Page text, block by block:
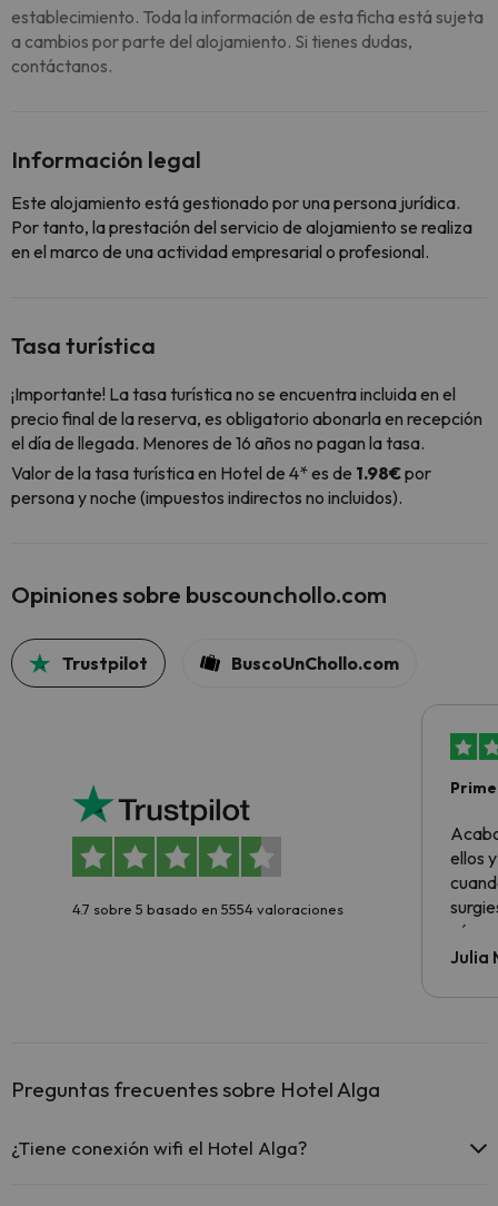
establecimiento. Toda la información de esta ficha está sujeta
a cambios por parte del alojamiento. Si tienes dudas,
contáctanos.
Información legal
Este alojamiento está gestionado por una persona jurídica.
Por tanto, la prestación del servicio de alojamiento se realiza
en el marco de una actividad empresarial o profesional.
Tasa turística
¡Importante! La tasa turística no se encuentra incluida en el
precio final de la reserva, es obligatorio abonarla en recepción
el día de llegada. Menores de 16 años no pagan la tasa.
Valor de la tasa turística en Hotel de 4* es de 1.98€por
persona y noche (impuestos indirectos no incluidos).
Opiniones sobre buscounchollo.com
Trustpilot BuscoUnChollo.com
4.7 sobre 5 basado en 5554 valoraciones
ellos
todo
Julia
Preguntas frecuentes sobre Hotel Alga
¿Tiene conexión wifi el Hotel Alga?